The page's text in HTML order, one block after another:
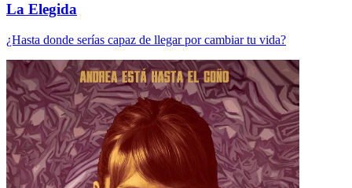
La Elegida
¿Hasta donde serías capaz de llegar por cambiar tu vida?